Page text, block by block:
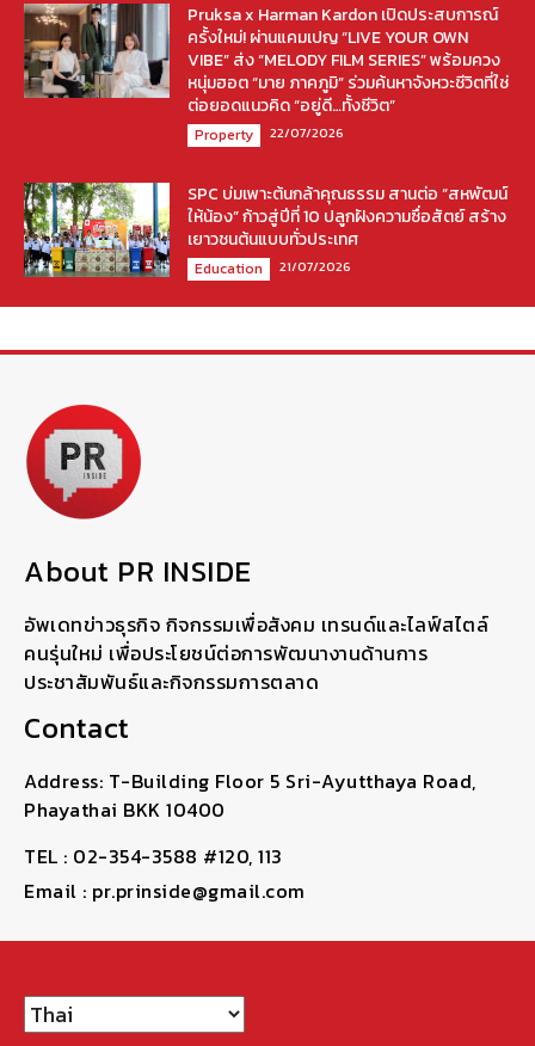
Pruksa x Harman Kardon เปิดประสบการณ์
ครั้งใหม่! ผ่านแคมเปญ “LIVE YOUR OWN
VIBE” ส่ง “MELODY FILM SERIES” พร้อมควง
หนุ่มฮอต “มาย ภาคภูมิ” ร่วมค้นหาจังหวะชีวิตที่ใช่
ต่อยอดแนวคิด “อยู่ดี…ทั้งชีวิต”
Property 22/07/2026
SPC บ่มเพาะต้นกล้าคุณธรรม สานต่อ “สหพัฒน์
ให้น้อง” ก้าวสู่ปีที่ 10 ปลูกฝังความซื่อสัตย์ สร้าง
เยาวชนต้นแบบทั่วประเทศ
Education 21/07/2026
About PR INSIDE
อัพเดทข่าวธุรกิจ กิจกรรมเพื่อสังคม เทรนด์และไลฟ์สไตล์
คนรุ่นใหม่ เพื่อประโยชน์ต่อการพัฒนางานด้านการ
ประชาสัมพันธ์และกิจกรรมการตลาด
Contact
Address: T-Building Floor 5 Sri-Ayutthaya Road,
Phayathai BKK 10400
TEL : 02-354-3588 #120, 113
Email : pr.prinside@gmail.com